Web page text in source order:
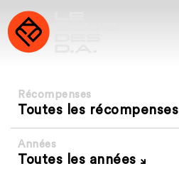
Récompenses
Toutes les récompenses
Années
Toutes les années